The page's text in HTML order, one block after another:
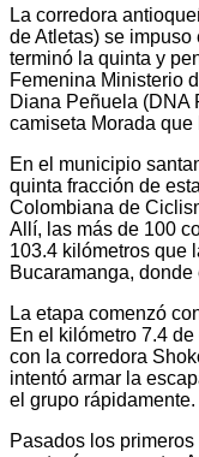
La corredora
de Atletas) se
terminó la quinta y
Femenina Ministerio
Diana Peñuela (DNA
camiseta Morada
En el municipio
quinta fracción de
Colombiana de
Allí, las más de 100
103.4 kilómetros que
Bucaramanga,
La etapa comenzó
En el kilómetro 7.4
con la corredora
intentó armar la
el grupo rápidamente.
Pasados los